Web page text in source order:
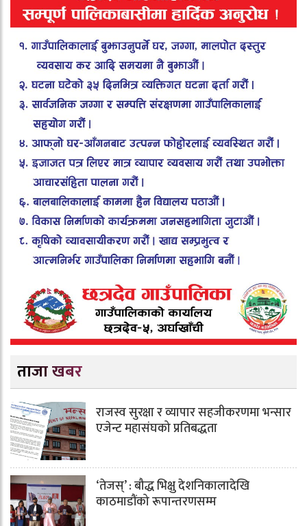
ताजा खबर
राजस्व सुरक्षा र व्यापार सहजीकरणमा भन्सार
एजेन्ट महासंघको प्रतिबद्धता
‘तेजस्’ : बौद्ध भिक्षु देशनिकालादेखि
काठमाडौंको रूपान्तरणसम्म